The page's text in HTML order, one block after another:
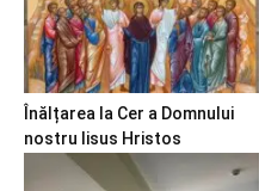
Înălțarea la Cer a Domnului
nostru Iisus Hristos